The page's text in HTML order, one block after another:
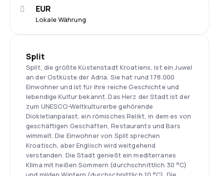
Lokale Währung
EUR
Split
Split, die größte Küstenstadt Kroatiens, ist ein Juwel
an der Ostküste der Adria. Sie hat rund 178.000
Einwohner und ist für ihre reiche Geschichte und
lebendige Kultur bekannt. Das Herz der Stadt ist der
zum UNESCO-Weltkulturerbe gehörende
Diokletianpalast, ein römisches Relikt, in dem es von
geschäftigen Geschäften, Restaurants und Bars
wimmelt. Die Einwohner von Split sprechen
Kroatisch, aber Englisch wird weitgehend
verstanden. Die Stadt genießt ein mediterranes
Klima mit heißen Sommern (durchschnittlich 30 °C)